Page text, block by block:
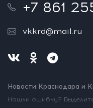
+7 861
vkkrd@mail.ru
Новости Краснодара и
Нашли ошибку?